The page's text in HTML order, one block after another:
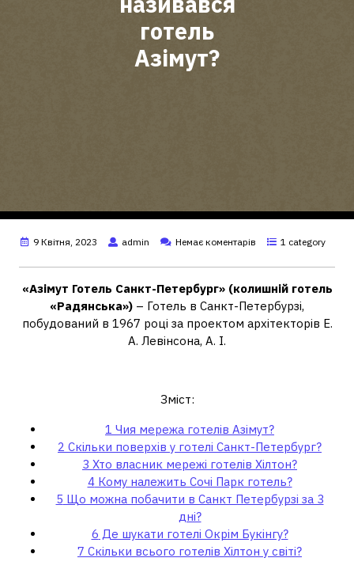
готель
Азімут?
9 Квітня, 2023 admin Немає коментарів 1 category
«Азімут Готель Санкт-Петербург» (колишній готель
«Радянська») – Готель в Санкт-Петербурзі,
побудований в 1967 році за проектом архітекторів Е.
А. Левінсона, А. І.
Зміст:
1 Чия мережа готелів Азімут?
2 Скільки поверхів у готелі Санкт-Петербург?
3 Хто власник мережі готелів Хілтон?
4Кому належить Сочі Парк готель?
5 Що можна побачити в Санкт Петербурзі за 3
дні?
6 Де шукати готелі Окрім Букінгу?
7 Скільки всього готелів Хілтон у світі?